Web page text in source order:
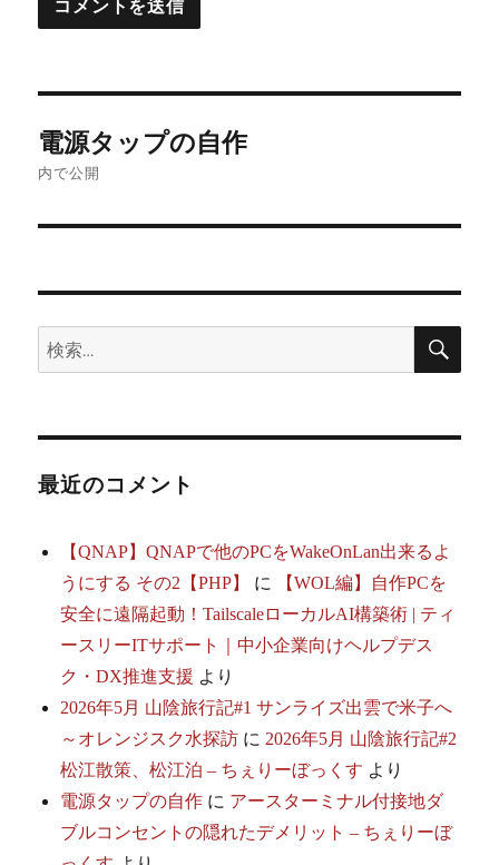
稿
ゲ
ー
ョ
ン
電源タップの自作
内で公開
検
索:
検
最近のコメント
【QNAP】QNAPで他のPCをWakeOnLan出来るよ
うにする その2【PHP】
に
【WOL編】自作PCを
安全に遠隔起動！TailscaleローカルAI構築術 | ティ
ースリーITサポート｜中小企業向けヘルプデス
ク・DX推進支援 より
2026年5月 山陰旅行記#1 サンライズ出雲で米子へ
～オレンジスク水探訪 に 2026年5月 山陰旅行記#2
松江散策、松江泊 – ちぇりーぼっくす より
電源タップの自作 に アースターミナル付接地ダ
ブルコンセントの隠れたデメリット – ちぇりーぼ